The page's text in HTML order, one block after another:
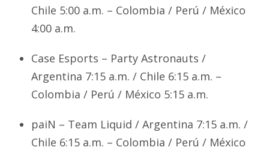
Chile 5:00 a.m. – Colombia / Perú / México
4:00 a.m.
Case Esports – Party Astronauts /
Argentina 7:15 a.m. / Chile 6:15 a.m. –
Colombia / Perú / México 5:15 a.m.
paiN – Team Liquid / Argentina 7:15 a.m. /
Chile 6:15 a.m. – Colombia / Perú / México